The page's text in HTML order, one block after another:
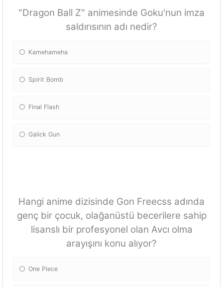
"Dragon Ball Z" animesinde Goku'nun imza
saldırısının adı nedir?
Kamehameha
Spirit Bomb
Final Flash
Galick Gun
Hangi anime dizisinde Gon Freecss adında
genç bir çocuk, olağanüstü becerilere sahip
lisanslı bir profesyonel olan Avcı olma
arayışını konu alıyor?
One Piece